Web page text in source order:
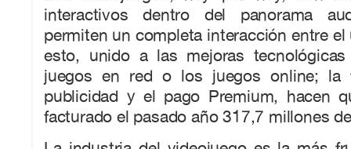
interactivos dentro del panorama
permiten un completa interacción entre
esto, unido a las mejoras
juegos en red o los juegos online; la
publicidad y el pago Premium, hacen
facturado el pasado año 317,7 millones